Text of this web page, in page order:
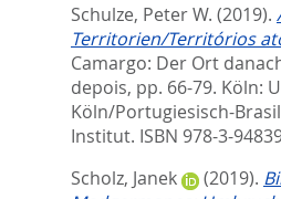
Schulze, Peter W. (2019).
Territorien/Territórios
Camargo: Der Ort
depois, pp. 66-79. Köln:
Köln/Portugiesisch-
Institut. ISBN 978-3-
Scholz, Janek
(2019).